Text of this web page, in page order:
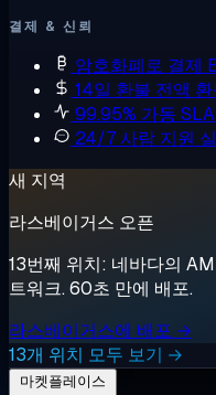
결제 & 신뢰
암호화폐로 결제
14일 환불 전액
99.95% 가동 SLA
24/7 사람 지원
새 지역
라스베이거스 오픈
13번째 위치: 네바다의
트워크. 60초 만에 배포.
라스베이거스에 배포 →
13개 위치 모두 보기 →